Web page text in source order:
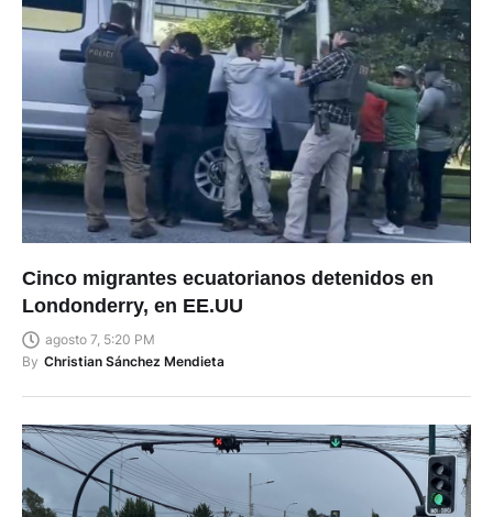
Cinco migrantes ecuatorianos detenidos en
Londonderry, en EE.UU
agosto 7, 5:20 PM
By Christian Sánchez Mendieta